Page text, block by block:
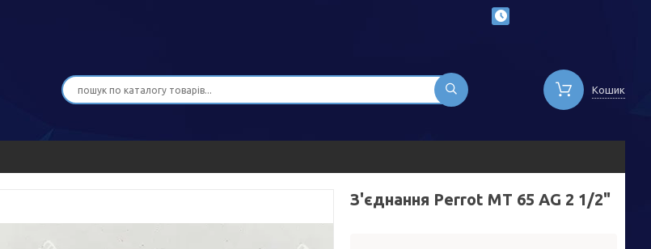
Кошик
З'єднання Perrot MT 65 AG 2 1/2"